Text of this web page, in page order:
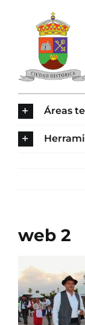
contenido
CONTACTO
Áreas
web 2